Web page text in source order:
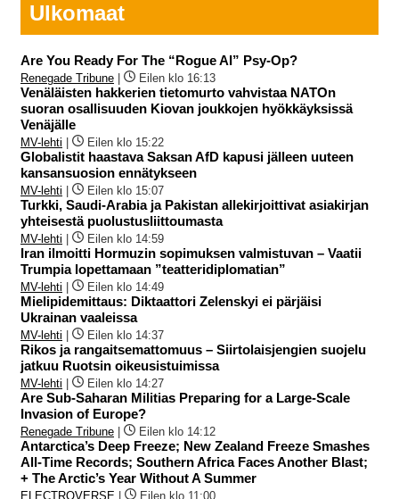
Ulkomaat
Are You Ready For The “Rogue AI” Psy-Op?
Renegade Tribune Eilen klo 16:13
Venäläisten hakkerien tietomurto vahvistaa NATOn
suoran osallisuuden Kiovan joukkojen hyökkäyksissä
Venäjälle
MV-lehti Eilen klo 15:22
Globalistit haastava Saksan AfD kapusi jälleen uuteen
kansansuosion ennätykseen
MV-lehti Eilen klo 15:07
Turkki, Saudi-Arabia ja Pakistan allekirjoittivat asiakirjan
yhteisestä puolustusliittoumasta
MV-lehti Eilen klo 14:59
Iran ilmoitti Hormuzin sopimuksen valmistuvan – Vaatii
Trumpia lopettamaan ”teatteridiplomatian”
MV-lehti Eilen klo 14:49
Mielipidemittaus: Diktaattori Zelenskyi ei pärjäisi
Ukrainan vaaleissa
MV-lehti Eilen klo 14:37
Rikos ja rangaitsemattomuus – Siirtolaisjengien suojelu
jatkuu Ruotsin oikeusistuimissa
MV-lehti Eilen klo 14:27
Are Sub-Saharan Militias Preparing for a Large-Scale
Invasion of Europe?
Renegade Tribune Eilen klo 14:12
Antarctica’s Deep Freeze; New Zealand Freeze Smashes
All-Time Records; Southern Africa Faces Another Blast;
+ The Arctic’s Year Without A Summer
ELECTROVERSE Eilen klo 11:00